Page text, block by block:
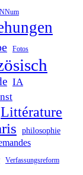
Fotos
IA
Littérature
philosophie
Verfassungsreform